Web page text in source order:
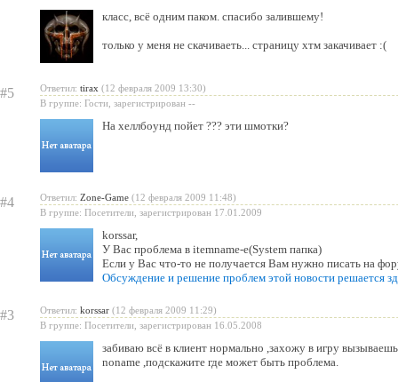
класс, всё одним паком. спасибо залившему!
только у меня не скачиваеть... страницу хтм закачивает :(
#5 Ответил: tirax (12 февраля 2009 13:30)
В группе: Гости, зарегистрирован --
На хеллбоунд пойет ??? эти шмотки?
#4 Ответил: Zone-Game (12 февраля 2009 11:48)
В группе: Посетители, зарегистрирован 17.01.2009
korssar,
У Вас проблема в itemname-e(System папка)
Если у Вас что-то не получается Вам нужно писать на
Обсуждение и решение проблем этой новости решается
#3 Ответил: korssar (12 февраля 2009 11:29)
В группе: Посетители, зарегистрирован 16.05.2008
забиваю всё в клиент нормально ,захожу в игру
noname ,подскажите где может быть проблема.